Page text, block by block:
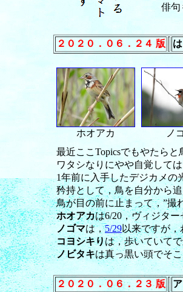
俳句
２０２０．０６．２４ 版
ホオアカ ノ
最近ここ Topicsでもやたらと
ワタシなりにやや自覚して
1年前に入手したデジカメの
矜持として，鳥を自分から
鳥が目の前に止まって，”撮
ホオアカは6/20，ヴィジタ
ノゴマは，5/29以来ですが
コヨシキりは，歩いていて
ノビタキは真っ黒い頭でそ
２０２０．０６．２３ 版